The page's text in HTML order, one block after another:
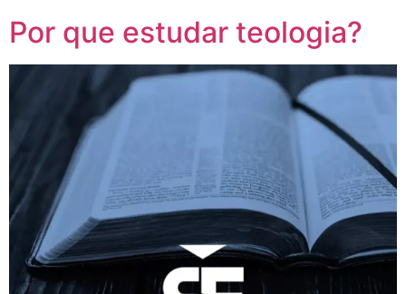
Por que estudar teologia?